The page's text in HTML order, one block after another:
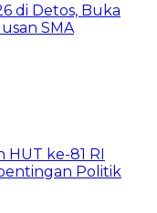
di Detos, Buka
SMA
ke-81 RI
Politik